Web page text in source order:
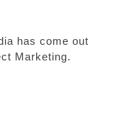
has come out
Marketing.